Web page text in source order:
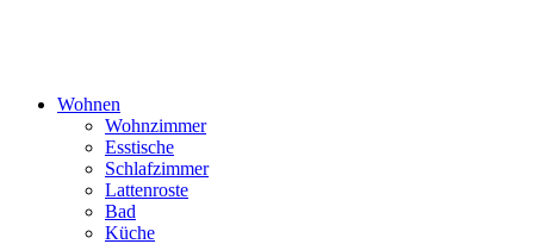
Wohnen
Wohnzimmer
Esstische
Schlafzimmer
Lattenroste
Bad
Küche